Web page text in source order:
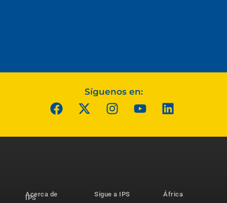
Síguenos en:
Acerca de
IPS
Sigue a IPS
África